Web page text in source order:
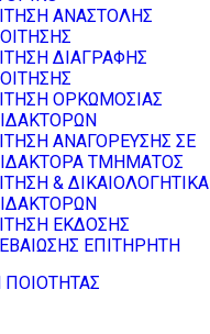
ΑΝΑΣΤΟΛΗΣ
ΔΙΑΓΡΑΦΗΣ
ΟΡΚΩΜΟΣΙΑΣ
ΑΝΑΓΟΡΕΥΣΗΣ ΣΕ
ΤΜΗΜΑΤΟΣ
& ΔΙΚΑΙΟΛΟΓΗΤΙΚΑ
ΕΚΔΟΣΗΣ
ΕΠΙΤΗΡΗΤΗ
ΠΟΙΟΤΗΤΑΣ